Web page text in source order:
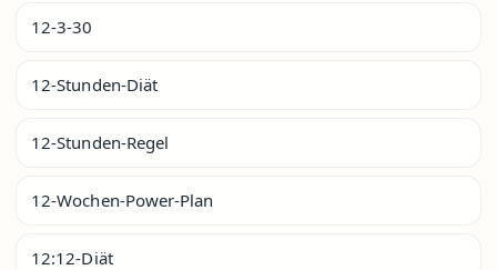
12-3-30
12-Stunden-Diät
12-Stunden-Regel
12-Wochen-Power-Plan
12:12-Diät